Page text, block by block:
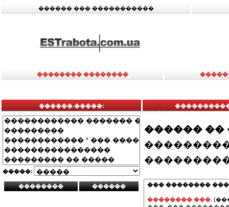
������ ��� �����������
�������� ��������
������.�����:
�����:
������ ��
��� ��������
�������� ���.